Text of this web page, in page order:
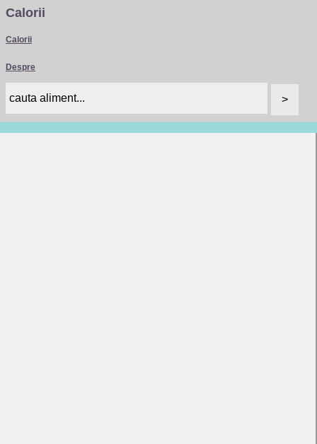
Calorii
Calorii
Despre